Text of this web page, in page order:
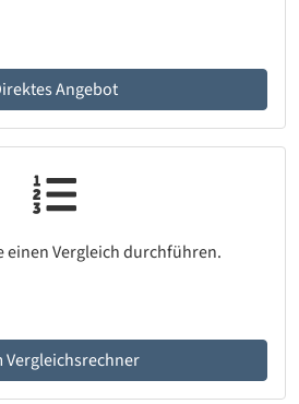
Angebot
einen Vergleich durchführen.
Vergleichsrechner